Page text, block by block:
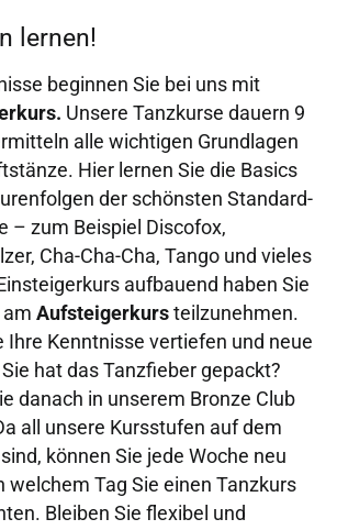
lernen!
beginnen Sie bei uns mit
Unsere Tanzkurse dauern 9
alle wichtigen Grundlagen
Hier lernen Sie die Basics
der schönsten Standard-
– zum Beispiel Discofox,
Cha-Cha-Cha, Tango und vieles
aufbauend haben Sie
Aufsteigerkurs teilzunehmen.
Ihre Kenntnisse vertiefen und neue
hat das Tanzfieber gepackt?
danach in unserem Bronze Club
all unsere Kursstufen auf dem
können Sie jede Woche neu
welchem Tag Sie einen Tanzkurs
Bleiben Sie flexibel und